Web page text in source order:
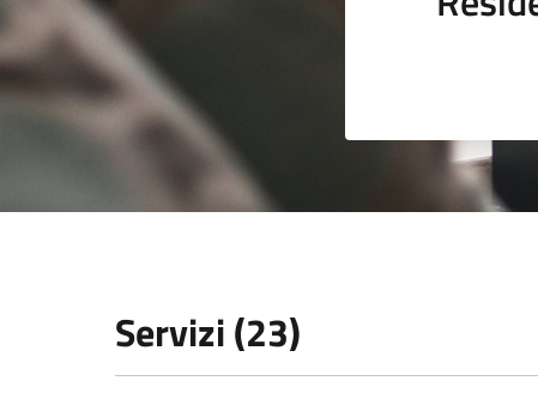
Servizi (23)